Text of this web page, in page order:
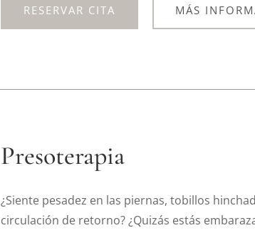
RESERVAR CITA MÁS
Presoterapia
¿Siente pesadez en las piernas, tobillos
circulación de retorno? ¿Quizás estás